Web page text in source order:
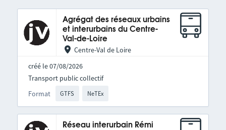
Agrégat des réseaux urbains
et interurbains du Centre-
Val-de-Loire
Centre-Val de Loire
créé le 07/08/2026
Format GTFS NeTEx
Transport public collectif
Réseau interurbain Rémi